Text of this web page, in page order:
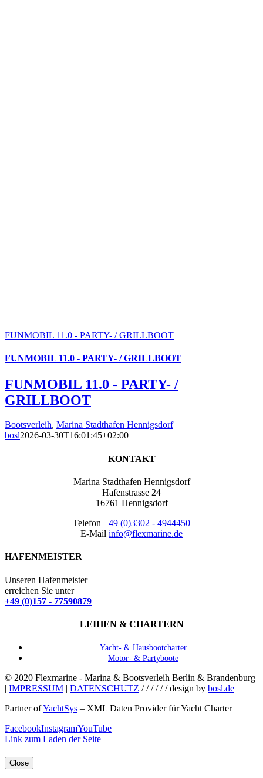
FUNMOBIL 11.0 - PARTY- / GRILLBOOT
FUNMOBIL 11.0 - PARTY- / GRILLBOOT
FUNMOBIL 11.0 - PARTY- /
GRILLBOOT
Bootsverleih, Marina Stadthafen Hennigsdorf
bosl2026-03-30T16:01:45+02:00
KONTAKT
Marina Stadthafen Hennigsdorf
Hafenstrasse 24
16761 Hennigsdorf
Telefon +49 (0)3302 - 4944450
E-Mail info@flexmarine.de
HAFENMEISTER
Unseren Hafenmeister
erreichen Sie unter
+49 (0)157 - 77590879
LEIHEN & CHARTERN
Yacht- & Hausbootcharter
Motor- & Partyboote
© 2020 Flexmarine - Marina & Bootsverleih Berlin & Brandenburg
| IMPRESSUM | DATENSCHUTZ / / / / / / design by bosl.de
Partner ofYachtSys – XML Daten Provider für Yacht Charter
FacebookInstagramYouTube
Link zum Laden der Seite
Close